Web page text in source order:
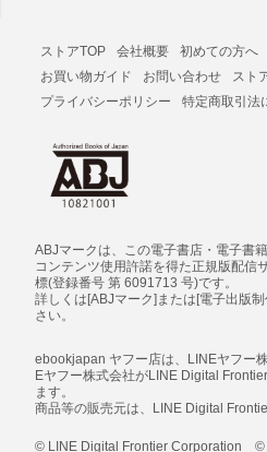
ストアTOP 会社概要 初めての方へ
お買い物ガイド
お問い合わせ
スト
プライバシーポリシー
特定商取引法
ABJマークは、この電子書店・電子書
コンテンツ使用許諾を得た正規版配信
標(登録番号 第 6091713 号)です。
詳しくは[ABJマーク]または[電子出版
さい。
ebookjapan ヤフー店は、LINEヤフー
Eヤフー株式会社がLINE Digital
ます。
商品等の販売元は、LINE Digital
© LINE Digital Frontier Corporation ©